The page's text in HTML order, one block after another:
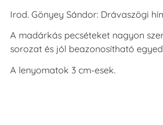
Irod. Gönyey Sándor: Drávaszögi
A madárkás pecséteket nagyon
sorozat és jól beazonosítható
A lenyomatok 3 cm-esek.